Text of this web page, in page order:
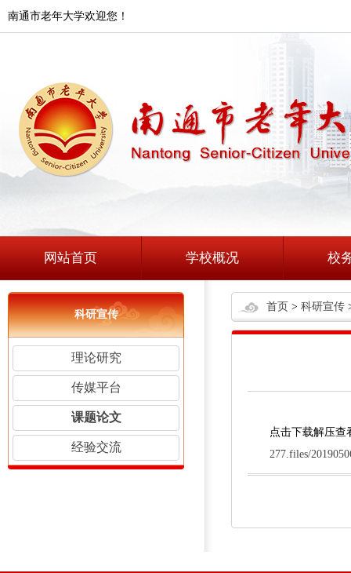
南通市老年大学欢迎您！
网站首页 学校概况 校
科研宣传
理论研究
传媒平台
课题论文
经验交流
首页 > 科研宣传
点击下载解压查
277.files/